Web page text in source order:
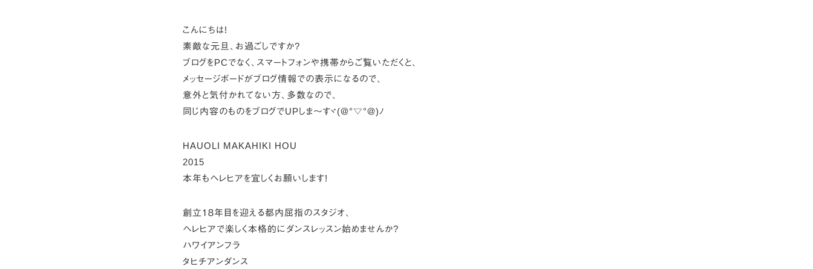
こんにちは!
素敵な元旦、お過ごしですか?
ブログをPCでなく、スマートフォンや携帯からご覧いただくと、
メッセージボードがブログ情報での表示になるので、
意外と気付かれてない方、多数なので、
同じ内容のものをブログでUPしま～すヾ(＠°▽°＠)ﾉ
HAUOLI MAKAHIKI HOU
2015
本年もヘレヒアを宜しくお願いします!
創立１８年目を迎える都内屈指のスタジオ、
ヘレヒアで楽しく本格的にダンスレッスン始めませんか?
ハワイアンフラ
タヒチアンダンス